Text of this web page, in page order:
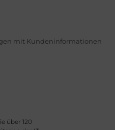
mit Kundeninformationen
über 120